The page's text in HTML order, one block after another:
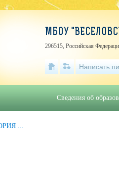
МБОУ
296515, Российская
Написать
Сведения об